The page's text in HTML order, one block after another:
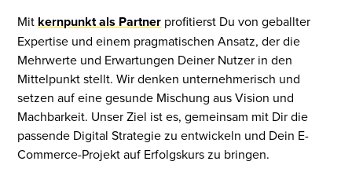
Mit kernpunkt als Partner profitierst Du von geballter
Expertise und einem pragmatischen Ansatz, der die
Mehrwerte und Erwartungen Deiner Nutzer in den
Mittelpunkt stellt. Wir denken unternehmerisch und
setzen auf eine gesunde Mischung aus Vision und
Machbarkeit. Unser Ziel ist es, gemeinsam mit Dir die
passende Digital Strategie zu entwickeln und Dein E-
Commerce-Projekt auf Erfolgskurs zu bringen.